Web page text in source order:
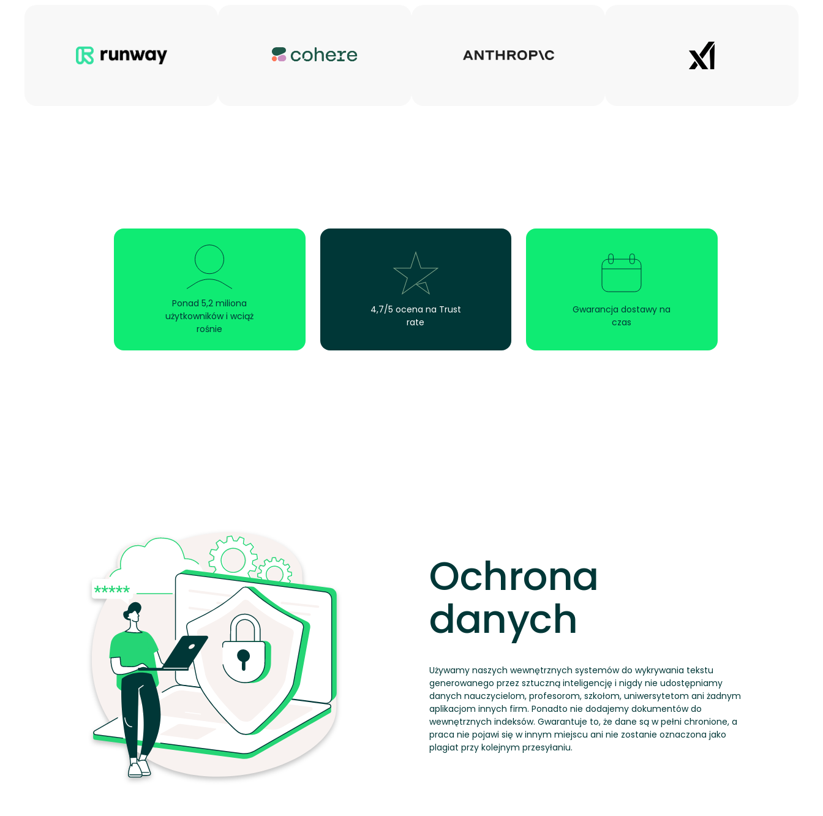
Ponad 5,2 miliona
użytkowników i wciąż
rośnie
4,7/5 ocena na Trust
rate
Gwarancja dostawy na
czas
Ochrona
danych
Używamy naszych wewnętrznych systemów do wykrywania tekstu
generowanego przez sztuczną inteligencję i nigdy nie udostępniamy
danych nauczycielom, profesorom, szkołom, uniwersytetom ani żadnym
aplikacjom innych firm. Ponadto nie dodajemy dokumentów do
wewnętrznych indeksów. Gwarantuje to, że dane są w pełni chronione, a
praca nie pojawi się w innym miejscu ani nie zostanie oznaczona jako
plagiat przy kolejnym przesyłaniu.